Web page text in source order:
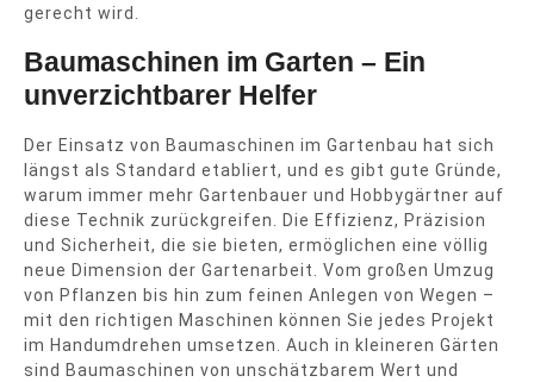
gerecht wird.
Baumaschinen im Garten – Ein
unverzichtbarer Helfer
Der Einsatz von Baumaschinen im Gartenbau hat sich
längst als Standard etabliert, und es gibt gute Gründe,
warum immer mehr Gartenbauer und Hobbygärtner auf
diese Technik zurückgreifen. Die Effizienz, Präzision
und Sicherheit, die sie bieten, ermöglichen eine völlig
neue Dimension der Gartenarbeit. Vom großen Umzug
von Pflanzen bis hin zum feinen Anlegen von Wegen –
mit den richtigen Maschinen können Sie jedes Projekt
im Handumdrehen umsetzen. Auch in kleineren Gärten
sind Baumaschinen von unschätzbarem Wert und